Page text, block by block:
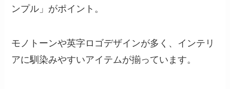
ンプル」がポイント。
モノトーンや英字ロゴデザインが多く、インテリ
アに馴染みやすいアイテムが揃っています。